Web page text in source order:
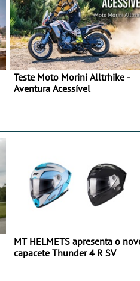
Teste Moto Morini Alltrhike -
Aventura Acessível
MT HELMETS apresenta o
capacete Thunder 4 R SV